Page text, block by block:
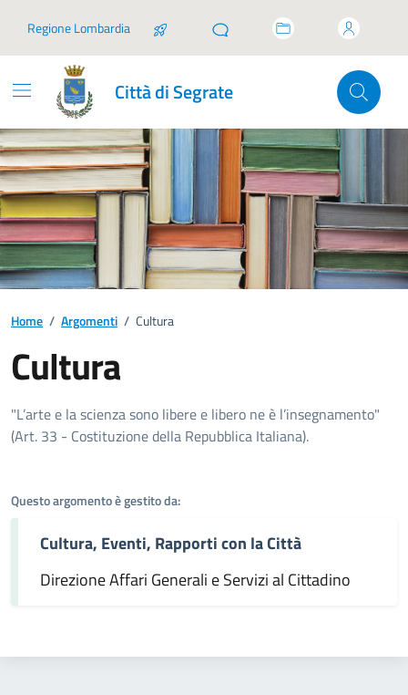
Regione Lombardia
Città di Segrate
Home / Argomenti / Cultura
Cultura
Dettagli dell'argomento
"L’arte e la scienza sono libere e libero ne è l’insegnamento"
(Art. 33 - Costituzione della Repubblica Italiana).
Questo argomento è gestito da:
Cultura, Eventi, Rapporti con la Città
Direzione Affari Generali e Servizi al Cittadino